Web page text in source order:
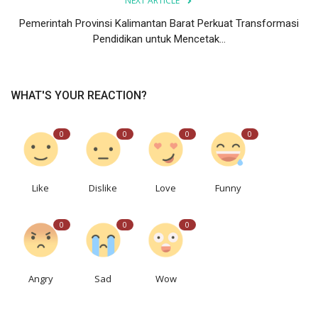
Pemerintah Provinsi Kalimantan Barat Perkuat Transformasi
Pendidikan untuk Mencetak...
WHAT'S YOUR REACTION?
0
Like
0
Dislike
0
Love
0
Funny
0
Angry
0
Sad
0
Wow